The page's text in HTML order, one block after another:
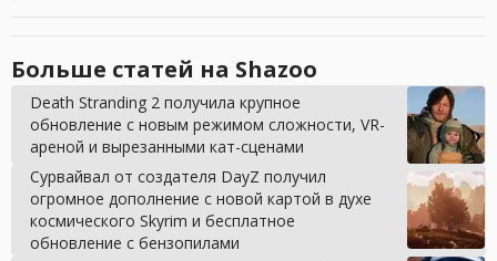
Больше статей на Shazoo
Death Stranding 2 получила крупное
обновление с новым режимом сложности, VR-
ареной и вырезанными кат-сценами
Сурвайвал от создателя DayZ получил
огромное дополнение с новой картой в духе
космического Skyrim и бесплатное
обновление с бензопилами